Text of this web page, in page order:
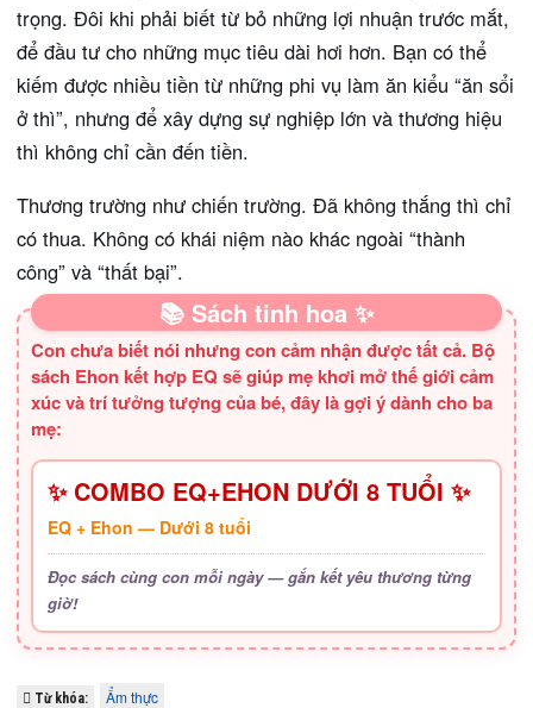
trọng. Đôi khi phải biết từ bỏ những lợi nhuận trước mắt,
để đầu tư cho những mục tiêu dài hơi hơn. Bạn có thể
kiếm được nhiều tiền từ những phi vụ làm ăn kiểu “ăn sổi
ở thì”, nhưng để xây dựng sự nghiệp lớn và thương hiệu
thì không chỉ cần đến tiền.
Thương trường như chiến trường. Đã không thắng thì chỉ
có thua. Không có khái niệm nào khác ngoài “thành
công” và “thất bại”.
📚 Sách tinh hoa ✨
Con chưa biết nói nhưng con cảm nhận được tất cả. Bộ
sách Ehon kết hợp EQ sẽ giúp mẹ khơi mở thế giới cảm
xúc và trí tưởng tượng của bé, đây là gợi ý dành cho ba
mẹ:
✨ COMBO EQ+EHON DƯỚI 8 TUỔI ✨
EQ + Ehon — Dưới 8 tuổi
Đọc sách cùng con mỗi ngày — gắn kết yêu thương từng
giờ!
Từ khóa: Ẩm thực